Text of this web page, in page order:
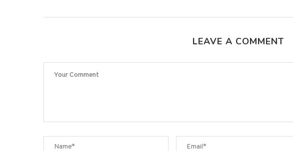
LEAVE A COMMENT